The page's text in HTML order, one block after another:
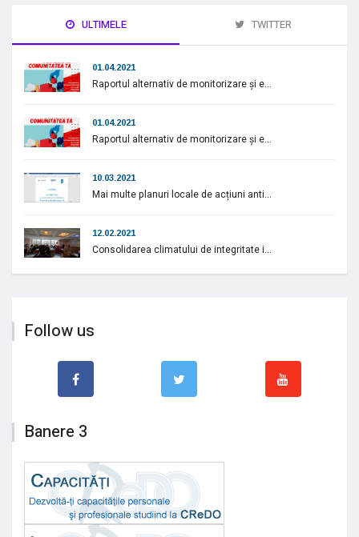
ULTIMELE TWITTER
01.04.2021
Raportul alternativ de monitorizare și e...
01.04.2021
Raportul alternativ de monitorizare și e...
10.03.2021
Mai multe planuri locale de acțiuni anti...
12.02.2021
Consolidarea climatului de integritate i...
Follow us
Banere 3